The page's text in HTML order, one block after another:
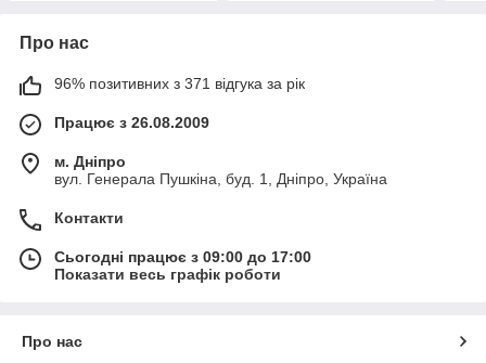
Про нас
96% позитивних з 371 відгука за рік
Працює з 26.08.2009
м. Дніпро
вул. Генерала Пушкіна, буд. 1, Дніпро, Україна
Контакти
Сьогодні працює з 09:00 до 17:00
Показати весь графік роботи
Про нас